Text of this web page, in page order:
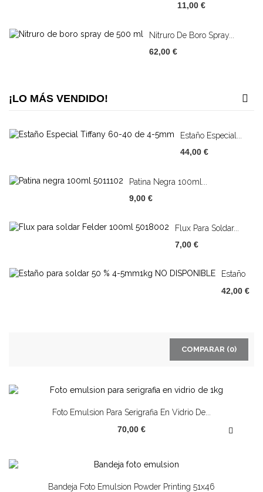
11,00 €
Nitruro De Boro Spray...
62,00 €
¡LO MÁS VENDIDO!
Estaño Especial...
44,00 €
Patina Negra 100ml...
9,00 €
Flux Para Soldar...
7,00 €
Estaño
Para
42,00 €
COMPARAR (0)
Foto Emulsion Para Serigrafia En Vidrio De...
70,00 €
Bandeja Foto Emulsion Powder Printing 51x46